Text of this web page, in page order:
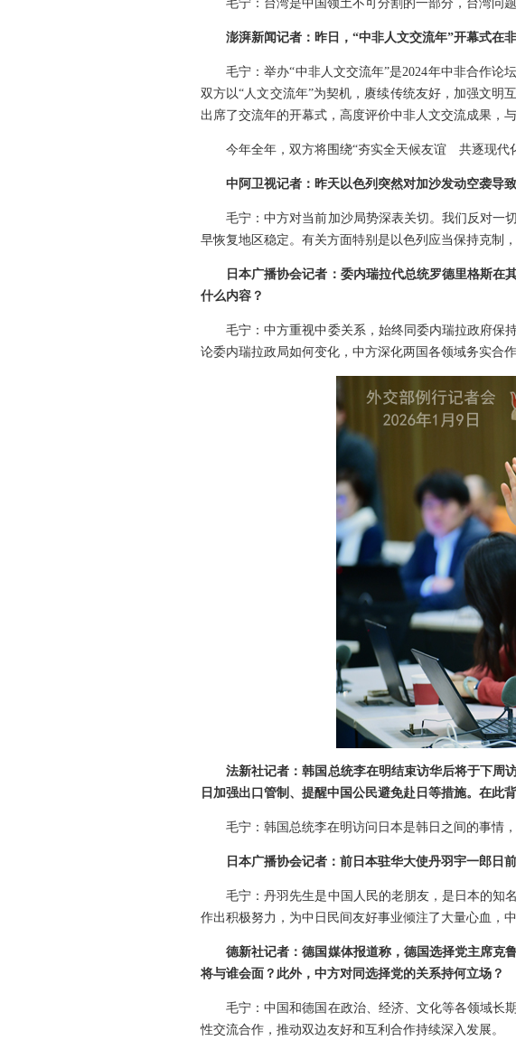
毛宁：台湾是中国领土不可分割的一部分，台湾问
澎湃新闻记者：昨日，“中非人文交流年”开幕式在
毛宁：举办“中非人文交流年”是2024年中非合作
双方以“人文交流年”为契机，赓续传统友好，加强文明
出席了交流年的开幕式，高度评价中非人文交流成果，
今年全年，双方将围绕“夯实全天候友谊 共逐现代
中阿卫视记者：昨天以色列突然对加沙发动空袭导
毛宁：中方对当前加沙局势深表关切。我们反对一
早恢复地区稳定。有关方面特别是以色列应当保持克制
日本广播协会记者：委内瑞拉代总统罗德里格斯在
什么内容？
毛宁：中方重视中委关系，始终同委内瑞拉政府保
论委内瑞拉政局如何变化，中方深化两国各领域务实合
法新社记者：韩国总统李在明结束访华后将于下周
日加强出口管制、提醒中国公民避免赴日等措施。在此
毛宁：韩国总统李在明访问日本是韩日之间的事情
日本广播协会记者：前日本驻华大使丹羽宇一郎日
毛宁：丹羽先生是中国人民的老朋友，是日本的知
作出积极努力，为中日民间友好事业倾注了大量心血，
德新社记者：德国媒体报道称，德国选择党主席克
将与谁会面？此外，中方对同选择党的关系持何立场？
毛宁：中国和德国在政治、经济、文化等各领域长
性交流合作，推动双边友好和互利合作持续深入发展。